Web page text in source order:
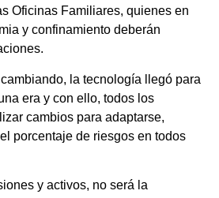
Oficinas Familiares, quienes en
y confinamiento deberán
la tecnología llegó para
era y con ello, todos los
cambios para adaptarse,
porcentaje de riesgos en todos
y activos, no será la